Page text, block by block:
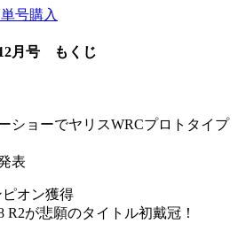
単号購入
月号 もくじ
ショーでヤリスWRCプロトタイプ
表
オン獲得
R2が悲願のタイトル初戴冠！